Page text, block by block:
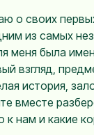
о своих
из самых
меня была
взгляд,
история,
вместе
к нам и какие